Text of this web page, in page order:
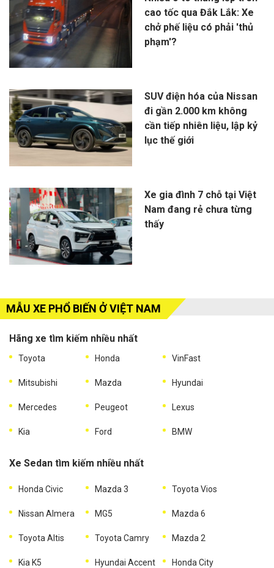
cao tốc qua Đắk Lắk: Xe
chở phế liệu có phải 'thủ
phạm'?
SUV điện hóa của Nissan
đi gần 2.000 km không
cần tiếp nhiên liệu, lập kỷ
lục thế giới
Xe gia đình 7 chỗ tại Việt
Nam đang rẻ chưa từng
thấy
MẪU XE PHỔ BIẾN Ở VIỆT NAM
Hãng xe tìm kiếm nhiều nhất
Toyota Honda VinFast
Mitsubishi Mazda Hyundai
Mercedes Peugeot Lexus
Kia Ford BMW
Xe Sedan tìm kiếm nhiều nhất
Honda Civic Mazda 3 Toyota Vios
Nissan Almera MG5 Mazda 6
Toyota Altis Toyota Camry Mazda 2
Kia K5 Hyundai Accent Honda City